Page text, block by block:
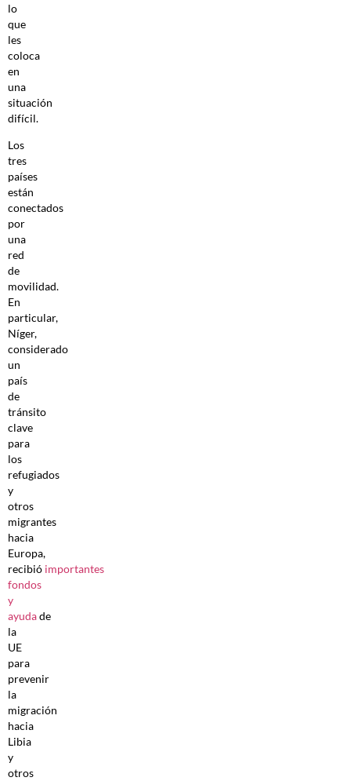
lo
que
les
coloca
en
una
situación
difícil.
Los
tres
países
están
conectados
por
una
red
de
movilidad.
En
particular,
Níger,
considerado
un
país
de
tránsito
clave
para
los
refugiados
y
otros
migrantes
hacia
Europa,
recibió importantes
fondos
y
ayudade
la
UE
para
prevenir
la
migración
hacia
Libia
y
otros